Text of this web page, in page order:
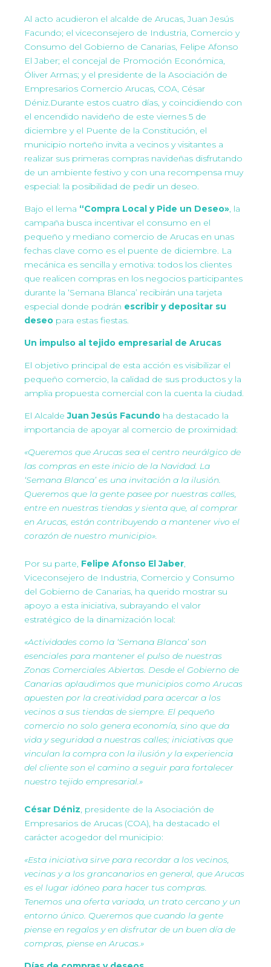
Al acto acudieron el alcalde de Arucas, Juan Jesús
Facundo; el viceconsejero de Industria, Comercio y
Consumo del Gobierno de Canarias, Felipe Afonso
El Jaber; el concejal de Promoción Económica,
Óliver Armas; y el presidente de la Asociación de
Empresarios Comercio Arucas, COA, César
Déniz.Durante estos cuatro días, y coincidiendo con
el encendido navideño de este viernes 5 de
diciembre y el Puente de la Constitución, el
municipio norteño invita a vecinos y visitantes a
realizar sus primeras compras navideñas disfrutando
de un ambiente festivo y con una recompensa muy
especial: la posibilidad de pedir un deseo.
Bajo el lema “Compra Local y Pide un Deseo», la
campaña busca incentivar el consumo en el
pequeño y mediano comercio de Arucas en unas
fechas clave como es el puente de diciembre. La
mecánica es sencilla y emotiva: todos los clientes
que realicen compras en los negocios participantes
durante la ‘Semana Blanca’ recibirán una tarjeta
especial donde podrán escribir y depositar su
deseo para estas fiestas.
Un impulso al tejido empresarial de Arucas
El objetivo principal de esta acción es visibilizar el
pequeño comercio, la calidad de sus productos y la
amplia propuesta comercial con la cuenta la ciudad.
El AlcaldeJuan Jesús Facundo ha destacado la
importancia de apoyar al comercio de proximidad:
«Queremos que Arucas sea el centro neurálgico de
las compras en este inicio de la Navidad. La
‘Semana Blanca’ es una invitación a la ilusión.
Queremos que la gente pasee por nuestras calles,
entre en nuestras tiendas y sienta que, al comprar
en Arucas, están contribuyendo a mantener vivo el
corazón de nuestro municipio».
Por su parte, Felipe Afonso El Jaber,
Viceconsejero de Industria, Comercio y Consumo
del Gobierno de Canarias, ha querido mostrar su
apoyo a esta iniciativa, subrayando el valor
estratégico de la dinamización local:
«Actividades como la ‘Semana Blanca’ son
esenciales para mantener el pulso de nuestras
Zonas Comerciales Abiertas. Desde el Gobierno de
Canarias aplaudimos que municipios como Arucas
apuesten por la creatividad para acercar a los
vecinos a sus tiendas de siempre. El pequeño
comercio no solo genera economía, sino que da
vida y seguridad a nuestras calles; iniciativas que
vinculan la compra con la ilusión y la experiencia
del cliente son el camino a seguir para fortalecer
nuestro tejido empresarial.»
César Déniz, presidente de la Asociación de
Empresarios de Arucas (COA), ha destacado el
carácter acogedor del municipio:
«Esta iniciativa sirve para recordar a los vecinos,
vecinas y a los grancanarios en general, que Arucas
es el lugar idóneo para hacer tus compras.
Tenemos una oferta variada, un trato cercano y un
entorno único. Queremos que cuando la gente
piense en regalos y en disfrutar de un buen día de
compras, piense en Arucas.»